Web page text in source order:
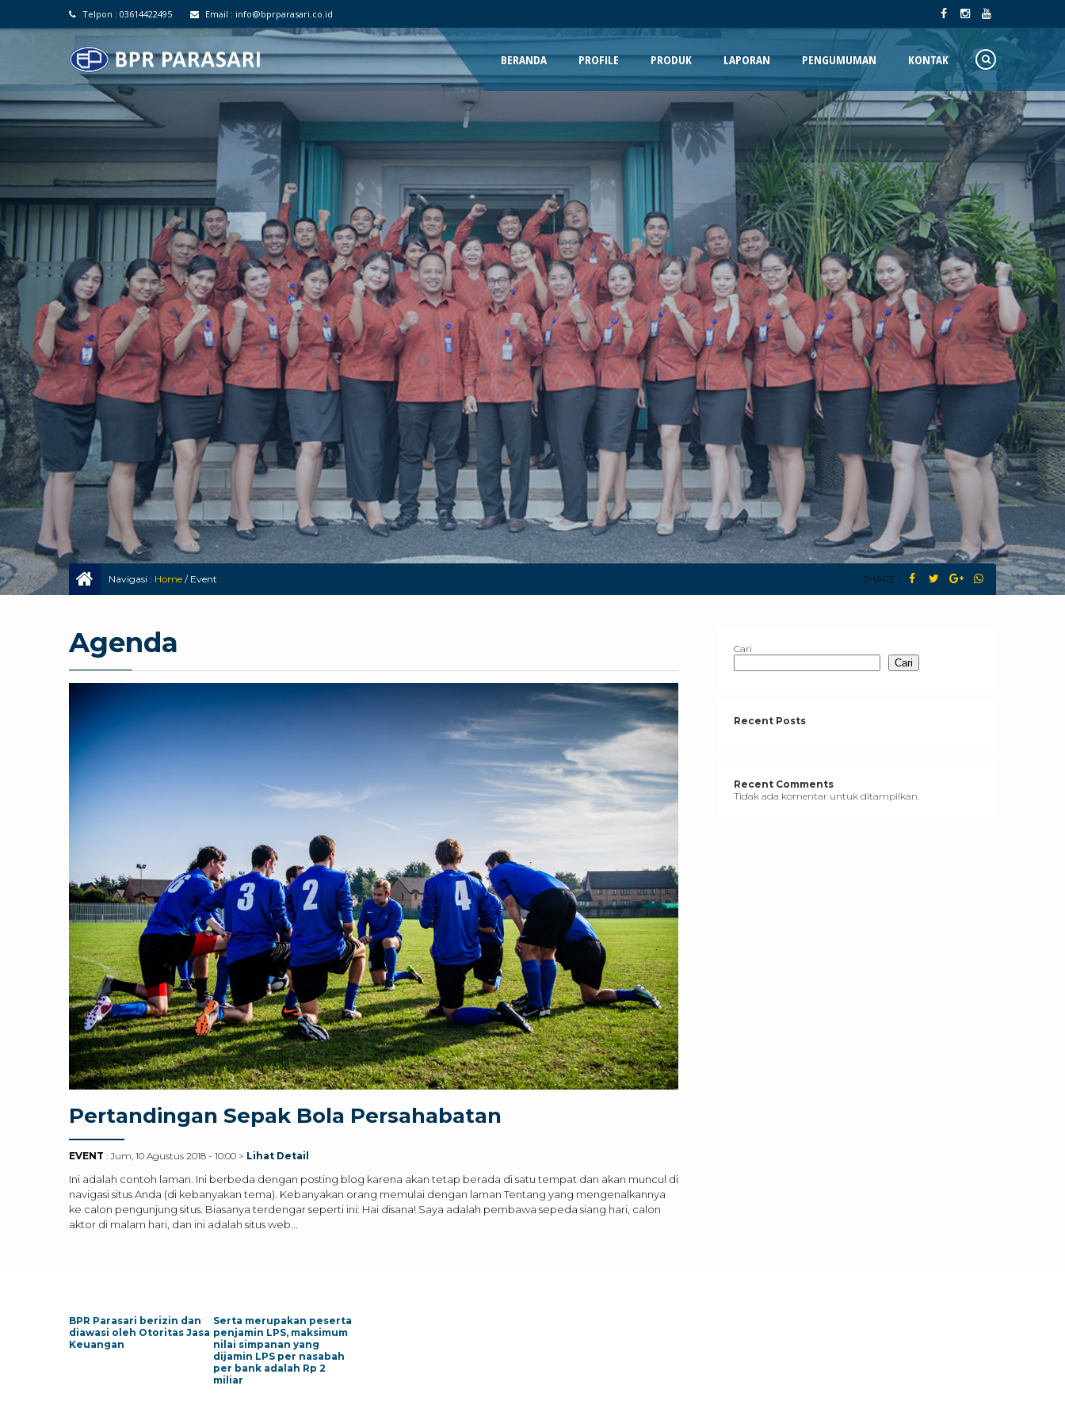
Telpon : 03614422495 Email : info@bprparasari.co.id
BERANDA PROFILE PRODUK LAPORAN PENGUMUMAN KONTAK
Navigasi : Home / Event SHARE :
Agenda
Pertandingan Sepak Bola Persahabatan
EVENT : Jum, 10 Agustus 2018 - 10:00 > Lihat Detail
Ini adalah contoh laman. Ini berbeda dengan posting blog karena akan tetap berada di satu tempat dan akan muncul di
navigasi situs Anda (di kebanyakan tema). Kebanyakan orang memulai dengan laman Tentang yang mengenalkannya
ke calon pengunjung situs. Biasanya terdengar seperti ini: Hai disana! Saya adalah pembawa sepeda siang hari, calon
aktor di malam hari, dan ini adalah situs web...
Cari
Cari
Recent Posts
Recent Comments
Tidak ada komentar untuk ditampilkan.
BPR Parasari berizin dan
diawasi oleh Otoritas Jasa
Keuangan
Serta merupakan peserta
penjamin LPS, maksimum
nilai simpanan yang
dijamin LPS per nasabah
per bank adalah Rp 2
miliar